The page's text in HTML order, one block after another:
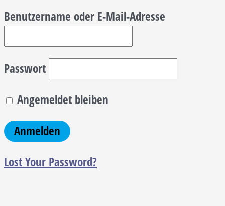
Benutzername oder E-Mail-Adresse
Passwort
Angemeldet bleiben
Lost Your Password?